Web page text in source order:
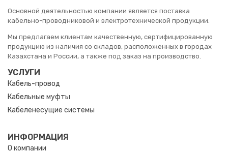
Основной деятельностью компании является поставка
кабельно-проводниковой и электротехнической продукции.
Мы предлагаем клиентам качественную, сертифицированную
продукцию из наличия со складов, расположенных в городах
Казахстана и России, а также под заказ на производство.
УСЛУГИ
Кабель-провод
Кабельные муфты
Кабеленесущие системы
ИНФОРМАЦИЯ
О компании